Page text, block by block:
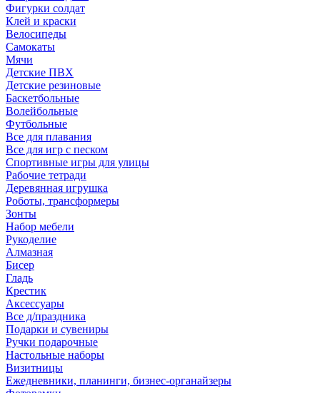
Фигурки солдат
Клей и краски
Велосипеды
Самокаты
Мячи
Детские ПВХ
Детские резиновые
Баскетбольные
Волейбольные
Футбольные
Все для плавания
Все для игр с песком
Спортивные игры для улицы
Рабочие тетради
Деревянная игрушка
Роботы, трансформеры
Зонты
Набор мебели
Рукоделие
Алмазная
Бисер
Гладь
Крестик
Аксессуары
Все д/праздника
Подарки и сувениры
Ручки подарочные
Настольные наборы
Визитницы
Ежедневники, планинги, бизнес-органайзеры